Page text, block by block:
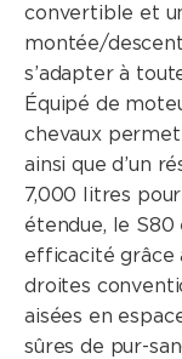
convertible et
montée/
s’adapter à
Équipé de
chevaux
ainsi que d’un
7,000 litres
étendue, le
efficacité grâce
droites
aisées en
sûres de pur-